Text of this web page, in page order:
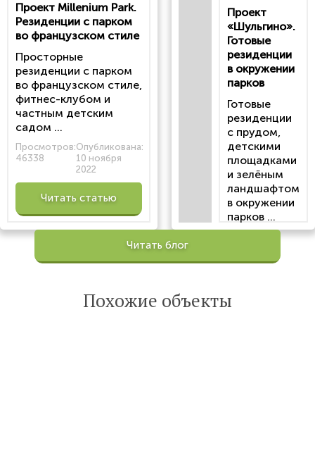
Проект Millenium Park.
Резиденции с парком
во французском стиле
Просторные
резиденции с парком
во французском стиле,
фитнес-клубом и
частным детским
садом ...
Просмотров:
46338
Опубликована:
10 ноября
2022
Читать статью
статью
Проект
«Шульгино».
Готовые
резиденции
в окружении
парков
Готовые
резиденции
с прудом,
детскими
площадками
и зелёным
ландшафтом
в окружении
парков ...
Просмотров:
Опубликована:
Читать блог
Похожие объекты